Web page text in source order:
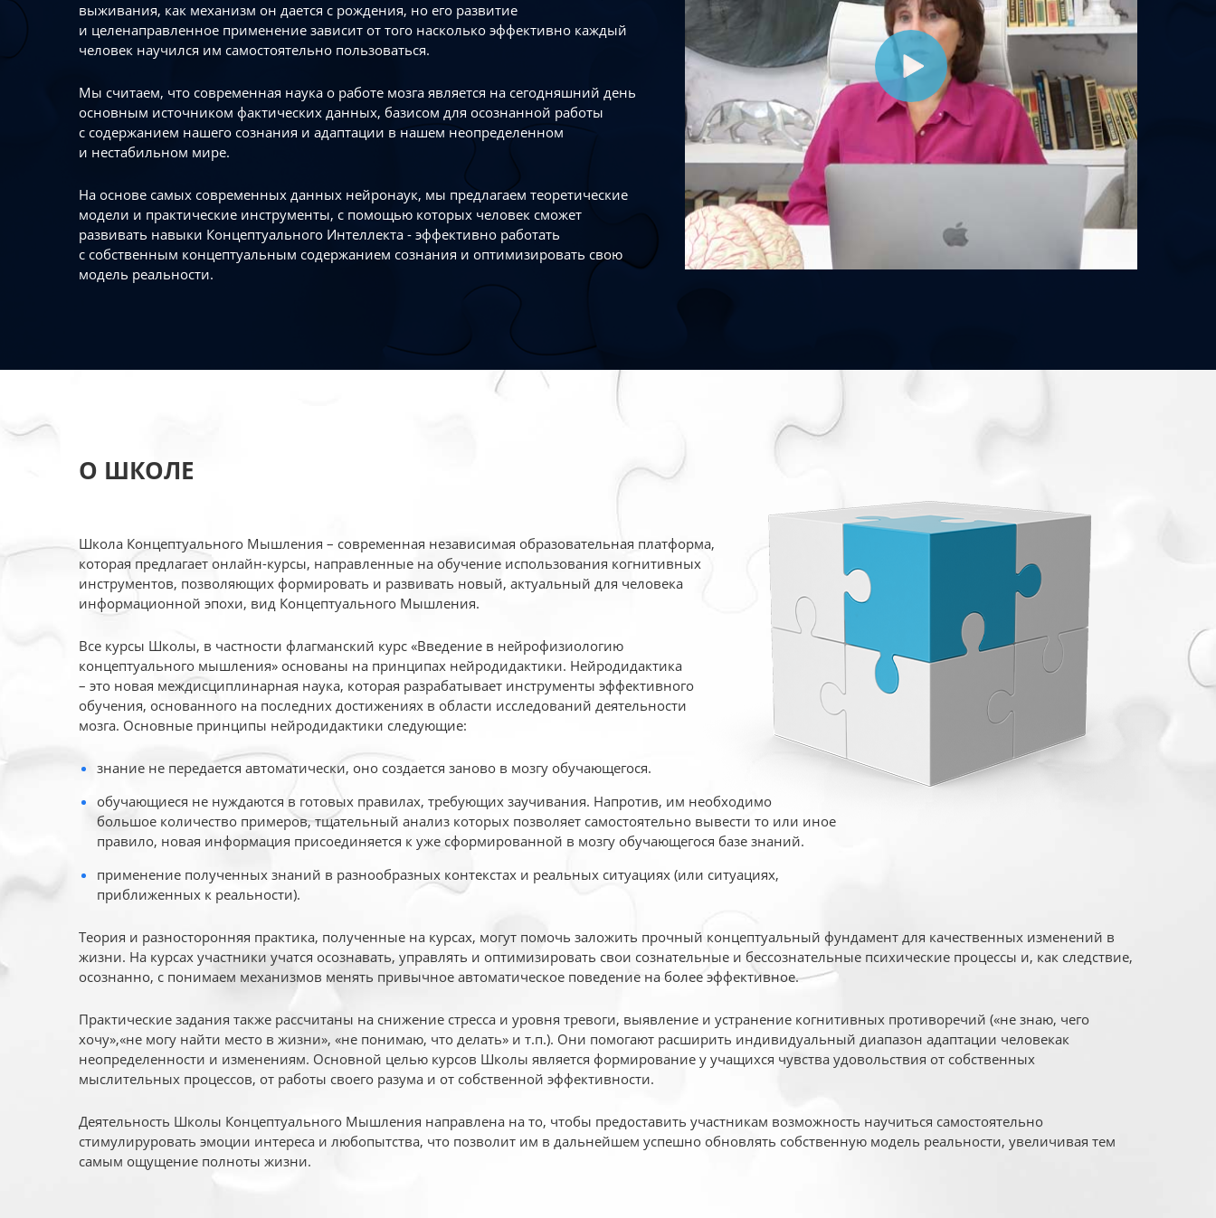
выживания, как механизм он дается с рождения, но его развитие
и целенаправленное применение зависит от того насколько эффективно каждый
человек научился им самостоятельно пользоваться.
Мы считаем, что современная наука о работе мозга является на сегодняшний день
основным источником фактических данных, базисом для осознанной работы
с содержанием нашего сознания и адаптации в нашем неопределенном
и нестабильном мире.
На основе самых современных данных нейронаук, мы предлагаем теоретические
модели и практические инструменты, с помощью которых человек сможет
развивать навыки Концептуального Интеллекта - эффективно работать
с собственным концептуальным содержанием сознания и оптимизировать свою
модель реальности.
О ШКОЛЕ
Школа Концептуального Мышления – современная независимая образовательная платформа,
которая предлагает онлайн-курсы, направленные на обучение использования когнитивных
инструментов, позволяющих формировать и развивать новый, актуальный для человека
информационной эпохи, вид Концептуального Мышления.
Все курсы Школы, в частности флагманский курс «Введение в нейрофизиологию
концептуального мышления» основаны на принципах нейродидактики. Нейродидактика
– это новая междисциплинарная наука, которая разрабатывает инструменты эффективного
обучения, основанного на последних достижениях в области исследований деятельности
мозга. Основные принципы нейродидактики следующие:
знание не передается автоматически, оно создается заново в мозгу обучающегося.
обучающиеся не нуждаются в готовых правилах, требующих заучивания. Напротив, им необходимо
большое количество примеров, тщательный анализ которых позволяет самостоятельно вывести то или иное
правило, новая информация присоединяется к уже сформированной в мозгу обучающегося базе знаний.
применение полученных знаний в разнообразных контекстах и реальных ситуациях (или ситуациях,
приближенных к реальности).
Теория и разносторонняя практика, полученные на курсах, могут помочь заложить прочный концептуальный фундамент для качественных изменений в
жизни. На курсах участники учатся осознавать, управлять и оптимизировать свои сознательные и бессознательные психические процессы и, как следствие,
осознанно, с понимаем механизмов менять привычное автоматическое поведение на более эффективное.
Практические задания также рассчитаны на снижение стресса и уровня тревоги, выявление и устранение когнитивных противоречий («не знаю, чего
хочу»,«не могу найти место в жизни», «не понимаю, что делать» и т.п.). Они помогают расширить индивидуальный диапазон адаптации человекак
неопределенности и изменениям. Основной целью курсов Школы является формирование у учащихся чувства удовольствия от собственных
мыслительных процессов, от работы своего разума и от собственной эффективности.
Деятельность Школы Концептуального Мышления направлена на то, чтобы предоставить участникам возможность научиться самостоятельно
стимулируровать эмоции интереса и любопытства, что позволит им в дальнейшем успешно обновлять собственную модель реальности, увеличивая тем
самым ощущение полноты жизни.